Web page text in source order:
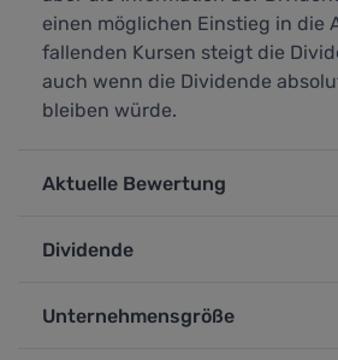
einen möglichen Einstieg in die
fallenden Kursen steigt die
auch wenn die Dividende
bleiben würde.
Aktuelle Bewertung
Dividende
Unternehmensgröße